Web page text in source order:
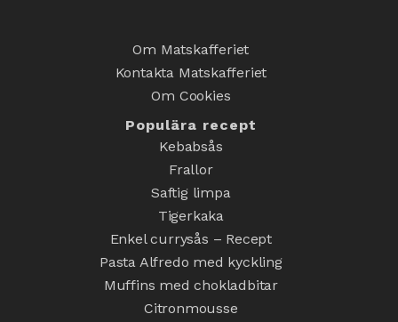
Om Matskafferiet
Kontakta Matskafferiet
Om Cookies
Populära recept
Kebabsås
Frallor
Saftig limpa
Tigerkaka
Enkel currysås – Recept
Pasta Alfredo med kyckling
Muffins med chokladbitar
Citronmousse